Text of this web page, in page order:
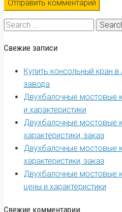
Search
Свежие записи
Купить консольный кран
завода
Двухбалочные мостовые
и характеристики
Двухбалочные мостовые
характеристики, заказ
Двухбалочные мостовые
характеристики, заказ
Двухбалочные мостовые
цены и характеристики
Свежие комментарии